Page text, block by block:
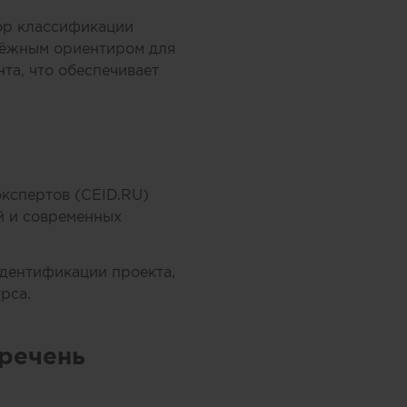
классификации
ориентиром для
что обеспечивает
(CEID.RU)
и современных
проекта,